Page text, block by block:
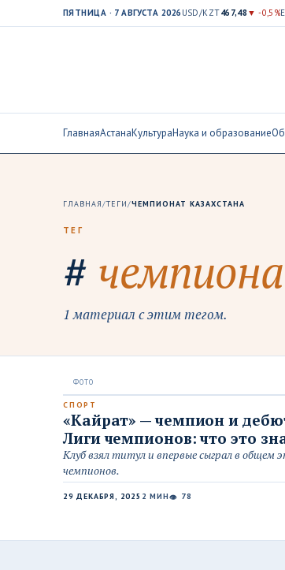
ПЯТНИЦА · 7 АВГУСТА 2026 USD/KZT467,48 ▼ -0,5%
ГлавнаяАстанаКультураНаука и образование
ГЛАВНАЯ/ТЕГИ/ЧЕМПИОНАТ КАЗАХСТАНА
ТЕГ
#
1 материал с этим тегом.
СПОРТ
«Кайрат» — чемпион и
Лиги чемпионов: что это
Клуб взял титул и впервые сыграл в общем
чемпионов.
29 ДЕКАБРЯ, 2025 2 МИН👁 78